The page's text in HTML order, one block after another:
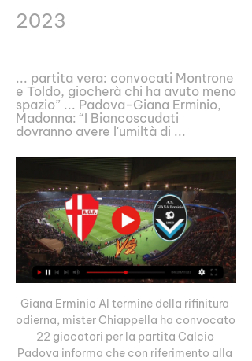
2023
... partita vera: convocati Montrone
e Toldo, giocherà chi ha avuto meno
spazio” ... Padova-Giana Erminio,
Madonna: “I Biancoscudati
dovranno avere l'umiltà di ...
Giana Erminio Al termine della rifinitura
odierna, mister Chiappella ha convocato
22 giocatori per la partita Calcio
Padova informa che con riferimento alla